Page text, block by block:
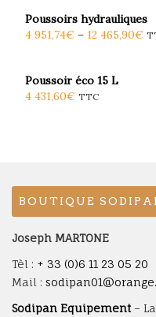
Poussoirs hydrauliques
4 951,74€ – 12 465,90€
Poussoir éco 15 L
4 431,60€ TTC
BOUTIQUE
Joseph MARTONE
Tèl : + 33 (0)6 11 23 05 20
Mail :
Sodipan Equipement –